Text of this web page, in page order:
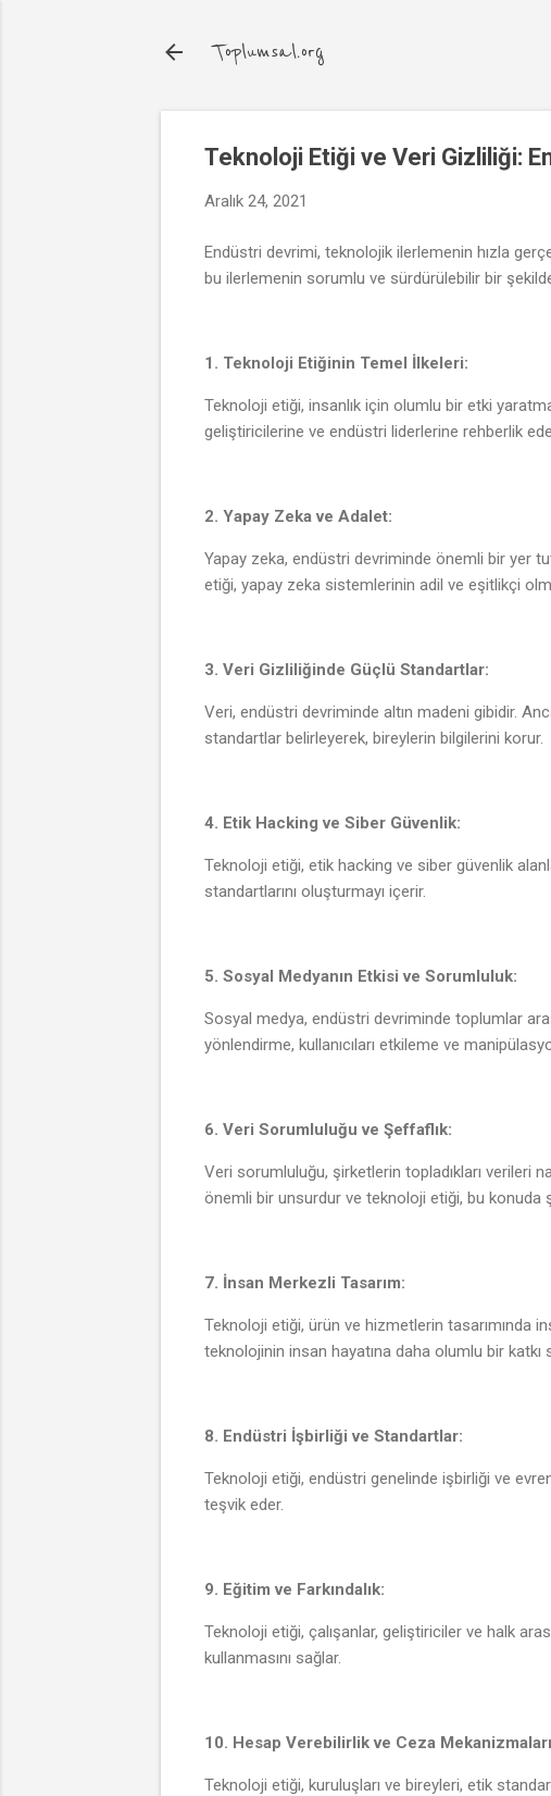
Toplumsal.org
Teknoloji Etiği ve Veri Gizliliği:
Aralık 24, 2021
Endüstri devrimi, teknolojik ilerlemenin hızla
bu ilerlemenin sorumlu ve sürdürülebilir bir
1. Teknoloji Etiğinin Temel İlkeleri:
Teknoloji etiği, insanlık için olumlu bir etki
geliştiricilerine ve endüstri liderlerine rehberlik
2. Yapay Zeka ve Adalet:
Yapay zeka, endüstri devriminde önemli bir yer
etiği, yapay zeka sistemlerinin adil ve eşitlikçi
3. Veri Gizliliğinde Güçlü Standartlar:
Veri, endüstri devriminde altın madeni gibidir.
standartlar belirleyerek, bireylerin bilgilerini korur.
4. Etik Hacking ve Siber Güvenlik:
Teknoloji etiği, etik hacking ve siber güvenlik
standartlarını oluşturmayı içerir.
5. Sosyal Medyanın Etkisi ve Sorumluluk:
Sosyal medya, endüstri devriminde toplumlar
yönlendirme, kullanıcıları etkileme ve
6. Veri Sorumluluğu ve Şeffaflık:
Veri sorumluluğu, şirketlerin topladıkları verileri
önemli bir unsurdur ve teknoloji etiği, bu konuda
7. İnsan Merkezli Tasarım:
Teknoloji etiği, ürün ve hizmetlerin tasarımında
teknolojinin insan hayatına daha olumlu bir katkı
8. Endüstri İşbirliği ve Standartlar:
Teknoloji etiği, endüstri genelinde işbirliği ve
teşvik eder.
9. Eğitim ve Farkındalık:
Teknoloji etiği, çalışanlar, geliştiriciler ve halk
kullanmasını sağlar.
10. Hesap Verebilirlik ve Ceza
Teknoloji etiği, kuruluşları ve bireyleri, etik